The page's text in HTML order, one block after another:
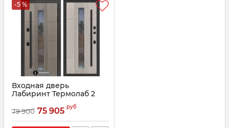
-5 %
Входная дверь
Лабиринт Термолаб 2
Про со стеклопакетом
Артикул: 00259673
79 900 75 905 руб